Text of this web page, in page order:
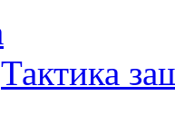
Тактика